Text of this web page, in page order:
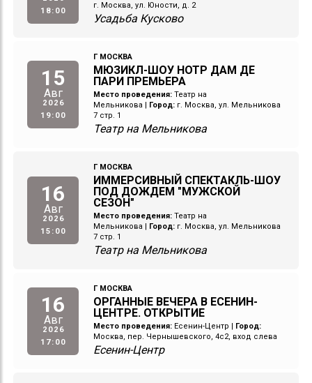
18:00
г. Москва, ул. Юности, д. 2
Усадьба Кусково
15
Авг
2026
19:00
Г МОСКВА
МЮЗИКЛ-ШОУ НОТР ДАМ ДЕ
ПАРИ ПРЕМЬЕРА
Место проведения: Театр на
Мельникова
Город: г. Москва, ул. Мельникова
7 стр. 1
Театр на Мельникова
16
Авг
2026
15:00
Г МОСКВА
ИММЕРСИВНЫЙ СПЕКТАКЛЬ-ШОУ
ПОД ДОЖДЕМ "МУЖСКОЙ
СЕЗОН"
Место проведения: Театр на
Мельникова
Город: г. Москва, ул. Мельникова
7 стр. 1
Театр на Мельникова
16
Авг
2026
17:00
Г МОСКВА
ОРГАННЫЕ ВЕЧЕРА В ЕСЕНИН-
ЦЕНТРЕ. ОТКРЫТИЕ
Место проведения: Есенин-Центр
Город:
Москва, пер. Чернышевского, 4с2, вход слева
Есенин-Центр